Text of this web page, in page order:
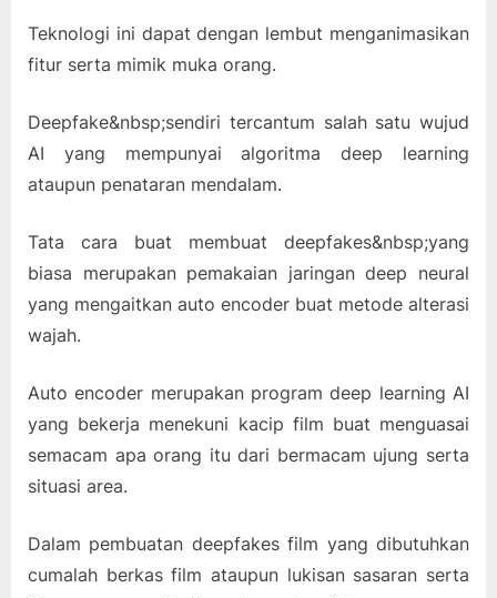
Teknologi ini dapat dengan lembut menganimasikan
fitur serta mimik muka orang.
Deepfake&nbsp;sendiri tercantum salah satu wujud
AI yang mempunyai algoritma deep learning
ataupun penataran mendalam.
Tata cara buat membuat deepfakes&nbsp;yang
biasa merupakan pemakaian jaringan deep neural
yang mengaitkan auto encoder buat metode alterasi
wajah.
Auto encoder merupakan program deep learning AI
yang bekerja menekuni kacip film buat menguasai
semacam apa orang itu dari bermacam ujung serta
situasi area.
Dalam pembuatan deepfakes film yang dibutuhkan
cumalah berkas film ataupun lukisan sasaran serta